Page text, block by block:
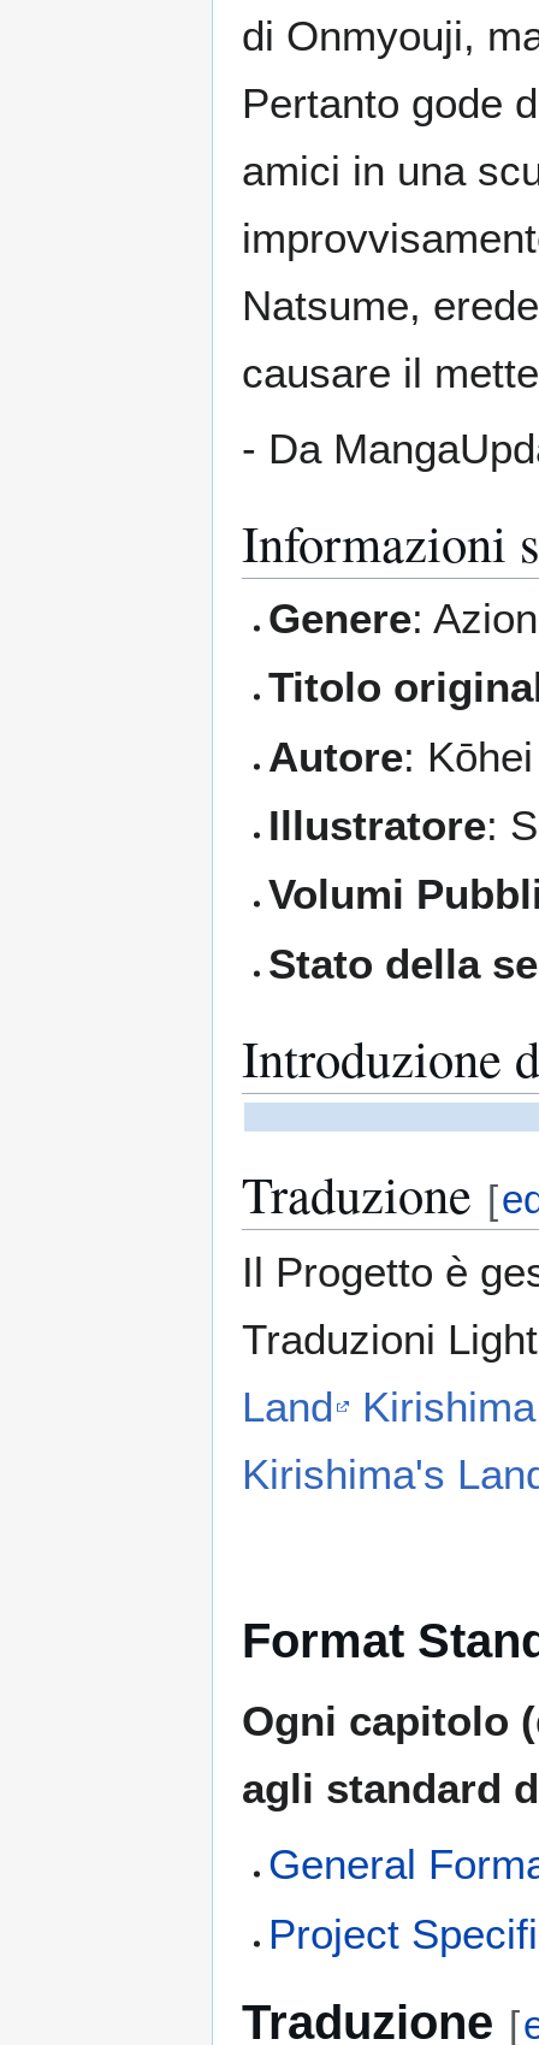
di Onmyouji,
Pertanto gode
amici in una
Natsume,
causare il
- Da
Informazioni
Genere:
Titolo
Autore:
Illustratore:
Volumi
Stato della
Introduzione
Traduzione [
Il Progetto è
Traduzioni
Land
Kirishima's
Format
Ogni capitolo
agli standard
General
Project
Traduzione [